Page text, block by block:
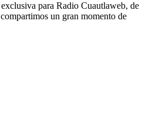
para Radio Cuautlaweb, de
un gran momento de